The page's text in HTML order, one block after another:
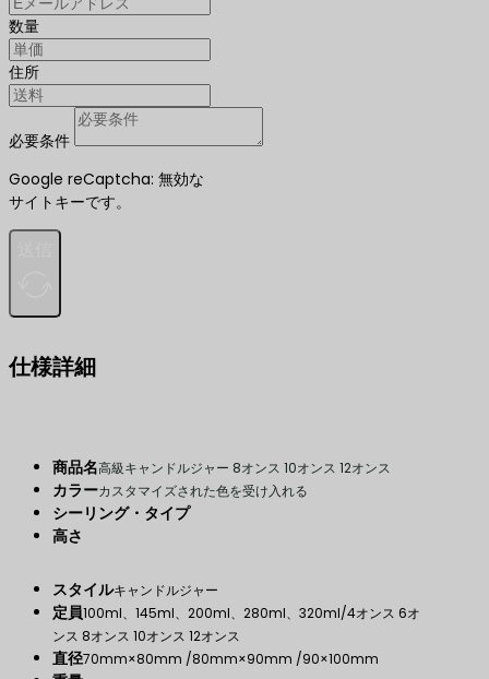
数量
住所
必要条件
Google reCaptcha: 無効な
サイトキーです。
仕様詳細
商品名高級キャンドルジャー 8オンス 10オンス 12オンス
カラーカスタマイズされた色を受け入れる
シーリング・タイプ
高さ
スタイルキャンドルジャー
定員100ml、145ml、200ml、280ml、320ml/4オンス 6オ
ンス 8オンス 10オンス 12オンス
直径70mm×80mm /80mm×90mm /90×100mm